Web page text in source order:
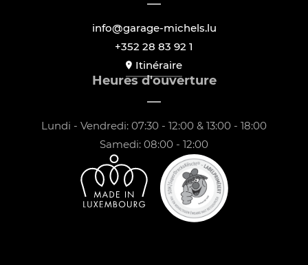
info@garage-michels.lu
+352 28 83 92 1
Itinéraire
Heures d'ouverture
Lundi - Vendredi: 07:30 - 12:00 & 13:00 - 18:00
Samedi: 08:00 - 12:00